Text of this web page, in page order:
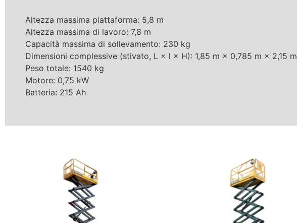
Altezza massima piattaforma: 5,8 m
Altezza massima di lavoro: 7,8 m
Capacità massima di sollevamento: 230 kg
Dimensioni complessive (stivato, L × l × H): 1,85 m × 0,785 m × 2,15 m
Peso totale: 1540 kg
Motore: 0,75 kW
Batteria: 215 Ah